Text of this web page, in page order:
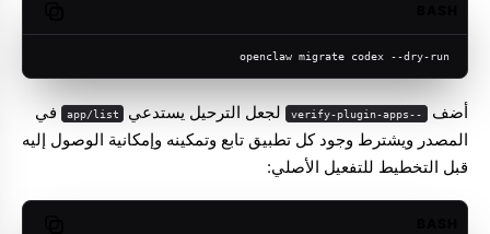
openclaw migrate codex --dry-run
أضف --verify-plugin-apps لجعل الترحيل يستدعي app/list
في
المصدر ويشترط وجود كل تطبيق تابع وتمكينه وإمكانية الوصول إليه
قبل التخطيط للتفعيل الأصلي: